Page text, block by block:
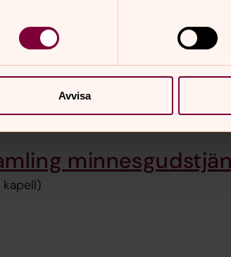
Avvisa
kyrkor) (Egby,
kapell)